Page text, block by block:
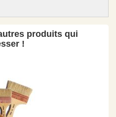
produits qui
!